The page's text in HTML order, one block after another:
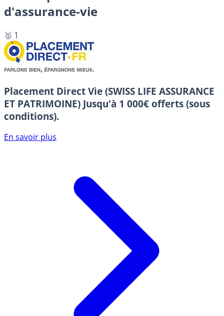
d'assurance-vie
🥇 1
Placement Direct Vie (SWISS LIFE ASSURANCE
ET PATRIMOINE) Jusqu'à 1 000€ offerts (sous
conditions).
En savoir plus